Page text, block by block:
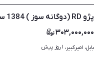
پژو RD (دوگانه سوز ) 1384 سبز
۳۰۳,۰۰۰,۰۰۰
بابل، امیرکبیر، ۱ روز پیش